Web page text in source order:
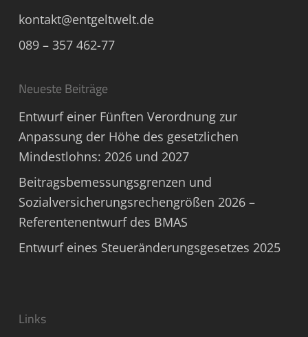
kontakt@entgeltwelt.de
089 – 357 462-77
Neueste Beiträge
Entwurf einer Fünften Verordnung zur
Anpassung der Höhe des gesetzlichen
Mindestlohns: 2026 und 2027
Beitragsbemessungsgrenzen und
Sozialversicherungsrechengrößen 2026 –
Referentenentwurf des BMAS
Entwurf eines Steueränderungsgesetzes 2025
Links